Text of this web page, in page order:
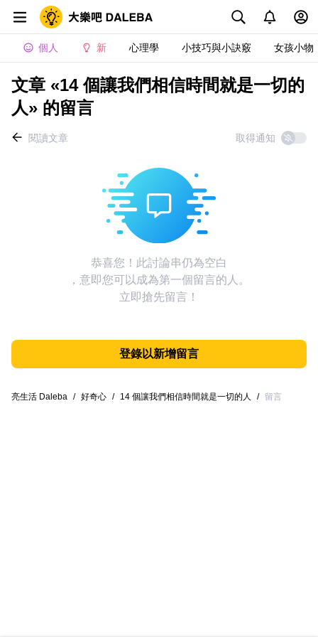
個人 新 心理學 小技巧與小訣竅 女孩小物
文章 «14 個讓我們相信時間就是一切的
人» 的留言
閱讀文章 取得通知
恭喜您！此討論串仍為空白
，意即您可以成為第一個留言的人。
立即搶先留言！
登錄以新增留言
亮生活 Daleba / 好奇心 / 14 個讓我們相信時間就是一切的人 / 留言